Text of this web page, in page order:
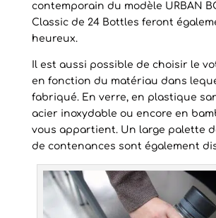
contemporain du modèle URBAN
Classic de 24 Bottles feront
heureux.
Il est aussi possible de choisir le
en fonction du matériau dans
fabriqué. En verre, en plastique
acier inoxydable ou encore en
vous appartient. Un large palette
de contenances sont également